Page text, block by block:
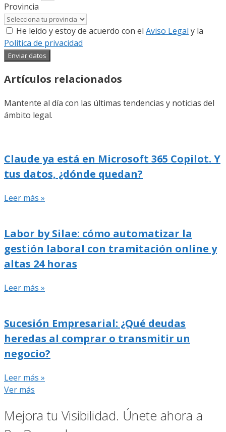
Provincia
He leído y estoy de acuerdo con el Aviso Legal y la
Política de privacidad
Enviar datos
Artículos relacionados
Mantente al día con las últimas tendencias y noticias del
ámbito legal.
Claude ya está en Microsoft 365 Copilot. Y
tus datos, ¿dónde quedan?
Leer más »
Labor by Silae: cómo automatizar la
gestión laboral con tramitación online y
altas 24 horas
Leer más »
Sucesión Empresarial: ¿Qué deudas
heredas al comprar o transmitir un
negocio?
Leer más »
Ver más
Mejora tu Visibilidad. Únete ahora a